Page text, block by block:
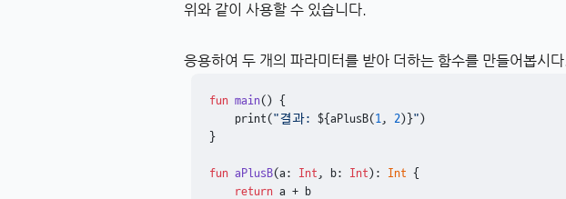
위와 같이 사용할 수 있습니다.
응용하여 두 개의 파라미터를 받아 더하는 함수를 만들어봅시
fun main() {
    print(
"결과: ${aPlusB( 1, 2)}" )
}
fun aPlusB(a: Int , b: Int ) : Int {
return a + b